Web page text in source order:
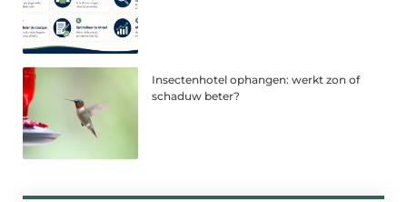
Insectenhotel ophangen: werkt zon of
schaduw beter?